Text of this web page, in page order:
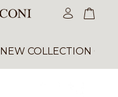
NEW COLLECTION